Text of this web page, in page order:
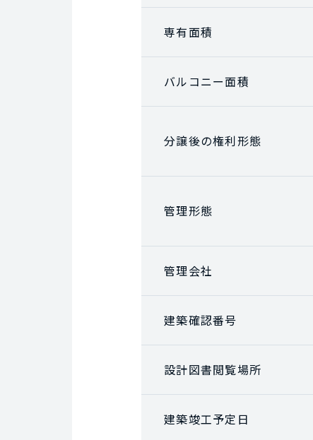
専有面積
バルコニー面積
分譲後の権利形態
管理形態
管理会社
建築確認番号
設計図書閲覧場所
建築竣工予定日